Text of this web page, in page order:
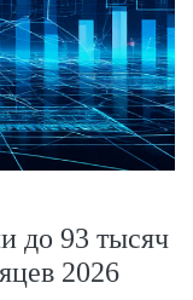
до 93 тысяч
2026